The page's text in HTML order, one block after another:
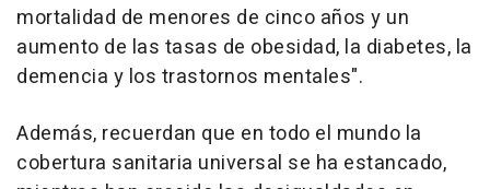
mortalidad de menores de cinco años y un
aumento de las tasas de obesidad, la diabetes, la
demencia y los trastornos mentales".
Además, recuerdan que en todo el mundo la
cobertura sanitaria universal se ha estancado,